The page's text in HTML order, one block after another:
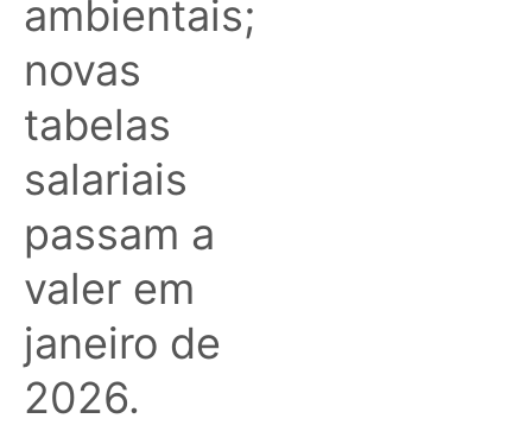
ambientais;
novas
tabelas
salariais
passam a
valer em
janeiro de
2026.